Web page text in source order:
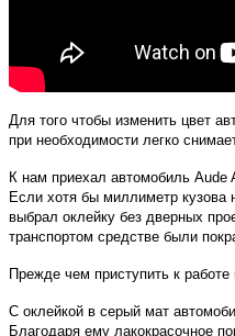
Для того чтобы изменить цвет
при необходимости легко
К нам приехал автомобиль
Если хотя бы миллиметр кузова
выбрал оклейку без дверных
транспортом средстве были
Прежде чем приступить к
С оклейкой в серый мат
Благодаря ему лакокрасочное